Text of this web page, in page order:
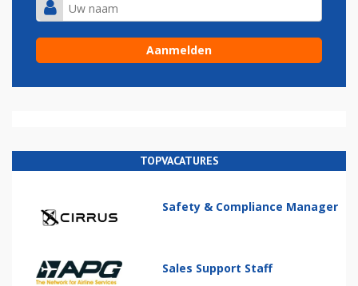
TOPVACATURES
Safety & Compliance Manager
Sales Support Staff